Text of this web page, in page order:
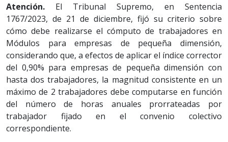
Atención. El Tribunal Supremo, en Sentencia
1767/2023, de 21 de diciembre, fijó su criterio sobre
cómo debe realizarse el cómputo de trabajadores en
Módulos para empresas de pequeña dimensión,
considerando que, a efectos de aplicar el índice corrector
del 0,90% para empresas de pequeña dimensión con
hasta dos trabajadores, la magnitud consistente en un
máximo de 2 trabajadores debe computarse en función
del número de horas anuales prorrateadas por
trabajador fijado en el convenio colectivo
correspondiente.